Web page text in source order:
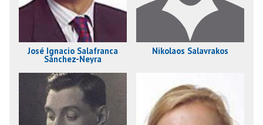
José Ignacio Salafranca
Sánchez-Neyra
Nikolaos Salavrakos